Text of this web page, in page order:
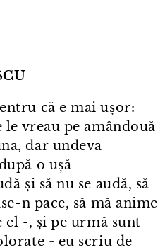
că e mai ușor:
vreau pe amândouă
dar undeva
o ușă
și să nu se audă, să
⁠n pace, să mă anime
el -, și pe urmă sunt
- eu scriu de